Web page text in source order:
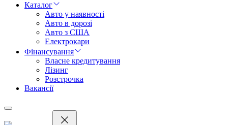
Каталог
Авто у наявності
Авто в дорозі
Авто з США
Електрокари
Фінансування
Власне кредитування
Лізинг
Розстрочка
Вакансії